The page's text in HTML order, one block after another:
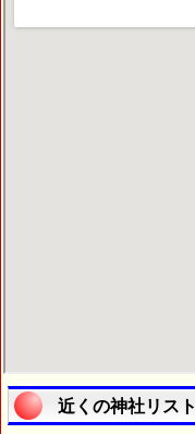
近くの神社リスト